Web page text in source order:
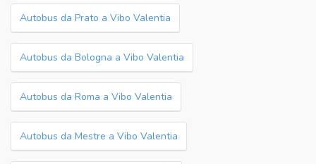
Autobus da Prato a Vibo Valentia
Autobus da Bologna a Vibo Valentia
Autobus da Roma a Vibo Valentia
Autobus da Mestre a Vibo Valentia